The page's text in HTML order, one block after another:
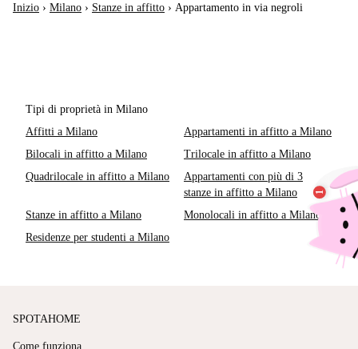
Inizio › Milano › Stanze in affitto › Appartamento in via negroli
Tipi di proprietà in Milano
Affitti a Milano
Appartamenti in affitto a Milano
Bilocali in affitto a Milano
Trilocale in affitto a Milano
Quadrilocale in affitto a Milano
Appartamenti con più di 3
stanze in affitto a Milano
Stanze in affitto a Milano
Monolocali in affitto a Milano
Residenze per studenti a Milano
SPOTAHOME
Come funziona